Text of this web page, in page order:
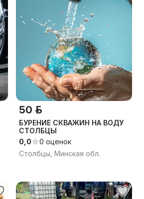
50 р.
БУРЕНИЕ СКВАЖИН НА ВОДУ
СТОЛБЦЫ
0,0
0 оценок
Столбцы, Минская обл.